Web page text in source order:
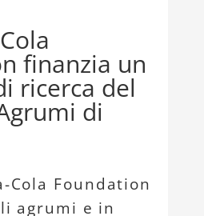
finanzia un
ricerca del
di
Cola Foundation
agrumi e in